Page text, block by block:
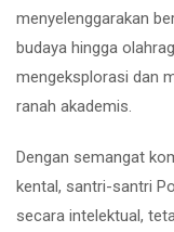
menyelenggarakan
budaya hingga
mengeksplorasi dan
ranah akademis.
Dengan semangat
kental, santri-santri
secara intelektual,